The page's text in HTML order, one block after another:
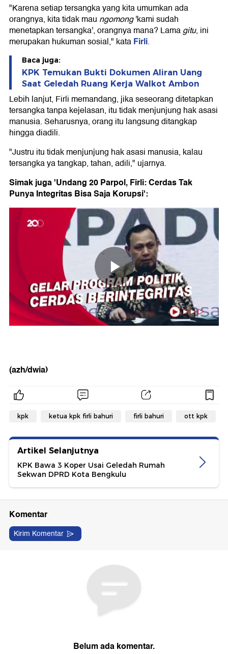
"Karena setiap tersangka yang kita umumkan ada
orangnya, kita tidak mau ngomong'kami sudah
menetapkan tersangka', orangnya mana? Lamagitu, ini
merupakan hukuman sosial," kataFirli.
Baca juga:
KPK Temukan Bukti Dokumen Aliran Uang
Saat Geledah Ruang Kerja Walkot Ambon
Lebih lanjut, Firli memandang, jika seseorang ditetapkan
tersangka tanpa kejelasan, itu tidak menjunjung hak asasi
manusia. Seharusnya, orang itu langsung ditangkap
hingga diadili.
"Justru itu tidak menjunjung hak asasi manusia, kalau
tersangka ya tangkap, tahan, adili," ujarnya.
Simak juga 'Undang 20 Parpol, Firli: Cerdas Tak
Punya Integritas Bisa Saja Korupsi':
(azh/dwia)
kpk ketua kpk firli bahuri firli bahuri ott kpk
Artikel Selanjutnya
KPK Bawa 3 Koper Usai Geledah Rumah
Sekwan DPRD Kota Bengkulu